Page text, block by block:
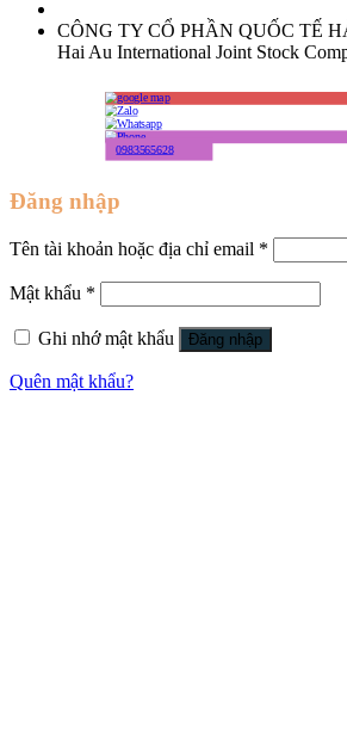
CÔNG TY CỔ PHẦN QUỐC TẾ
Hai Au International Joint Stock
0983565628
Đăng nhập
Tên tài khoản hoặc địa chỉ email *
Mật khẩu *
Ghi nhớ mật khẩu Đăng nhập
Quên mật khẩu?